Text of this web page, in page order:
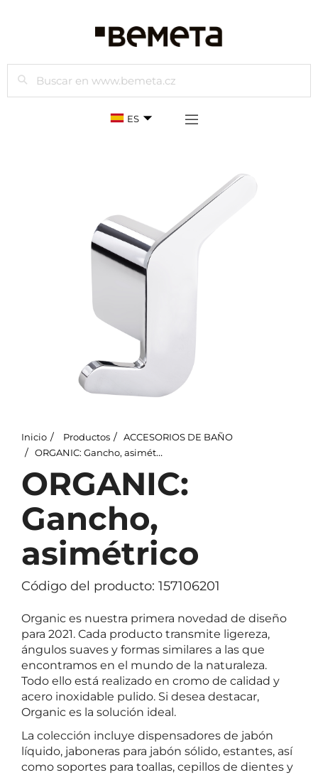
Buscar
ES
Inicio Productos
ACCESORIOS DE BAÑO
ORGANIC: Gancho, asimétrico
ORGANIC:
Gancho,
asimétrico
Código del producto: 157106201
Organic es nuestra primera novedad de diseño
para 2021. Cada producto transmite ligereza,
ángulos suaves y formas similares a las que
encontramos en el mundo de la naturaleza.
Todo ello está realizado en cromo de calidad y
acero inoxidable pulido. Si desea destacar,
Organic es la solución ideal.
La colección incluye dispensadores de jabón
líquido, jaboneras para jabón sólido, estantes, así
como soportes para toallas, cepillos de dientes y